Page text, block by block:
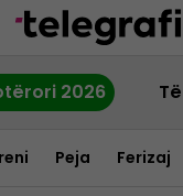
2026
Peja Ferizaj